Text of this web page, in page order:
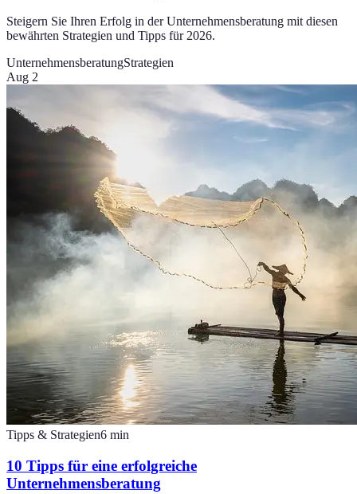
Steigern Sie Ihren Erfolg in der Unternehmensberatung mit diesen
bewährten Strategien und Tipps für 2026.
UnternehmensberatungStrategien
Aug 2
Tipps & Strategien6 min
10 Tipps für eine erfolgreiche
Unternehmensberatung